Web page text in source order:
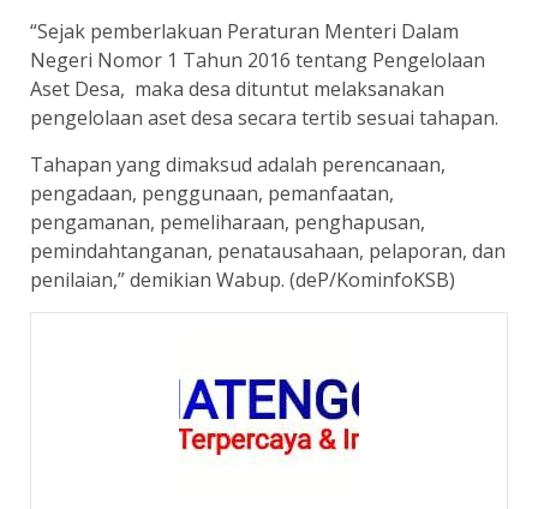
“Sejak pemberlakuan Peraturan Menteri Dalam
Negeri Nomor 1 Tahun 2016 tentang Pengelolaan
Aset Desa, maka desa dituntut melaksanakan
pengelolaan aset desa secara tertib sesuai tahapan.
Tahapan yang dimaksud adalah perencanaan,
pengadaan, penggunaan, pemanfaatan,
pengamanan, pemeliharaan, penghapusan,
pemindahtanganan, penatausahaan, pelaporan, dan
penilaian,” demikian Wabup. (deP/KominfoKSB)